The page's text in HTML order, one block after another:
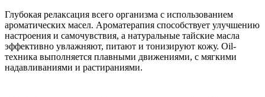
Глубокая релаксация всего организма с использованием
ароматических масел. Ароматерапия способствует улучшению
настроения и самочувствия, а натуральные тайские масла
эффективно увлажняют, питают и тонизируют кожу. Oil-
техника выполняется плавными движениями, с мягкими
надавливаниями и растираниями.